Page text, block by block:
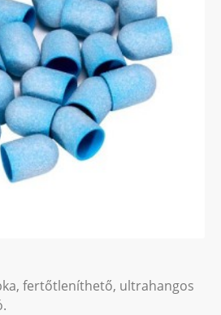
fertőtleníthető, ultrahangos